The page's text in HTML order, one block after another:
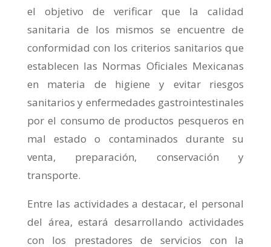
el objetivo de verificar que la calidad
sanitaria de los mismos se encuentre de
conformidad con los criterios sanitarios que
establecen las Normas Oficiales Mexicanas
en materia de higiene y evitar riesgos
sanitarios y enfermedades gastrointestinales
por el consumo de productos pesqueros en
mal estado o contaminados durante su
venta, preparación, conservación y
transporte.
Entre las actividades a destacar, el personal
del área, estará desarrollando actividades
con los prestadores de servicios con la